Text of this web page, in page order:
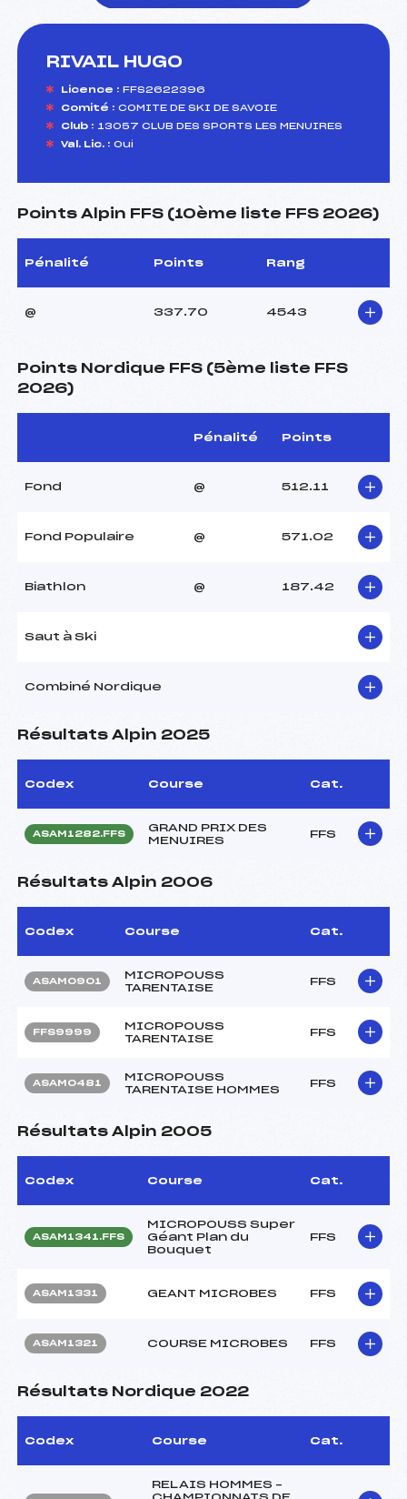
RIVAIL HUGO
Licence : FFS2622396
Comité : COMITE DE SKI DE SAVOIE
Club : 13057 CLUB DES SPORTS LES MENUIRES
Val. Lic. : Oui
Points Alpin FFS (10ème liste FFS 2026)
Pénalité Points Rang
@ 337.70 4543
Points Nordique FFS (5ème liste FFS
2026)
Pénalité Points
Fond @ 512.11
Fond Populaire @ 571.02
Biathlon @ 187.42
Saut à Ski
Combiné Nordique
Résultats Alpin 2025
Codex Course Cat.
ASAM1282.FFS
GRAND PRIX DES
MENUIRES
FFS
Résultats Alpin 2006
Codex Course Cat.
ASAM0901
MICROPOUSS
TARENTAISE
FFS
FFS9999
MICROPOUSS
TARENTAISE
FFS
ASAM0481
MICROPOUSS
TARENTAISE HOMMES
FFS
Résultats Alpin 2005
Codex Course Cat.
ASAM1341.FFS
MICROPOUSS Super
Géant Plan du
Bouquet
FFS
ASAM1331 GEANT MICROBES FFS
ASAM1321 COURSE MICROBES FFS
Résultats Nordique 2022
Codex Course Cat.
RELAIS HOMMES –
CHAMPIONNATS DE